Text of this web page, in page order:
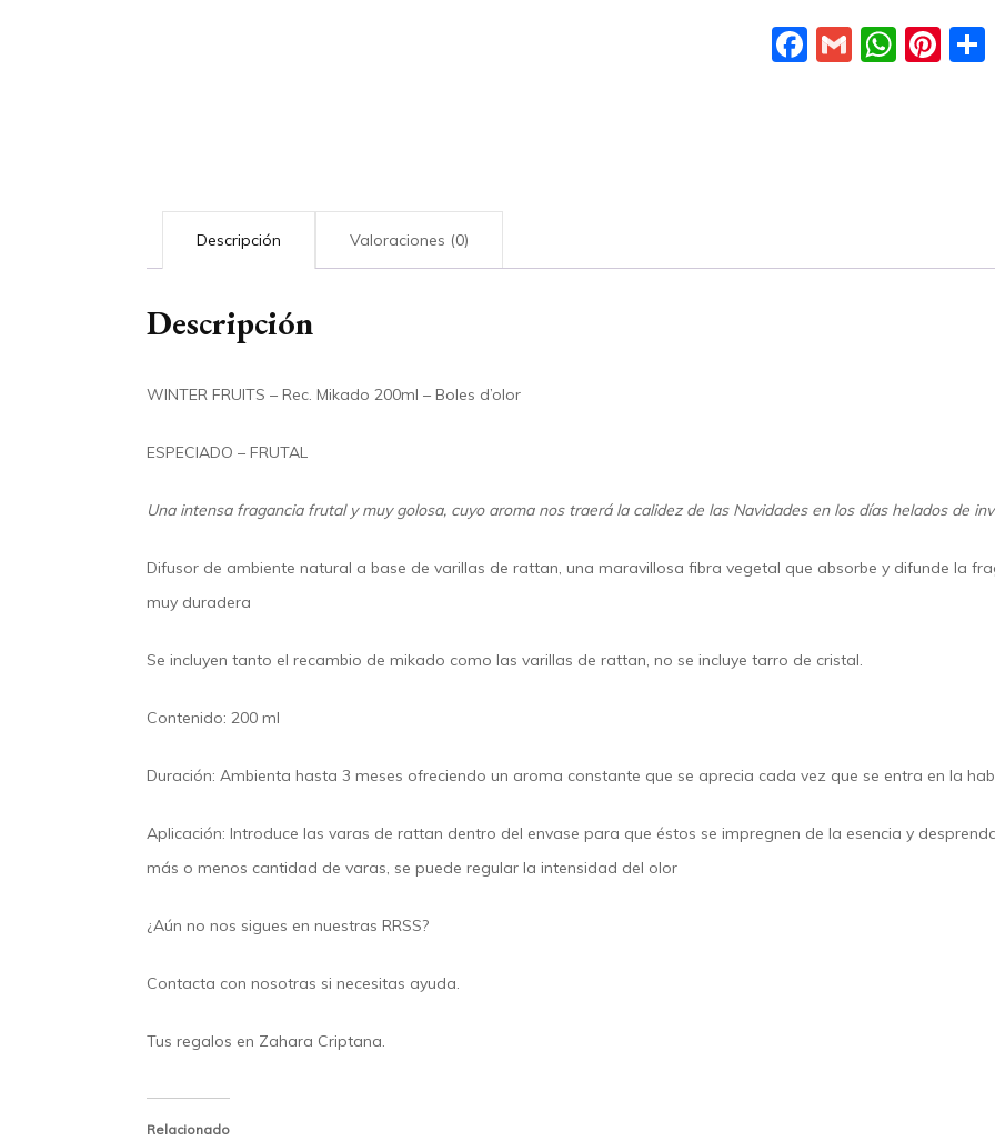
Facebook
Gmail
Descripción Valoraciones (0)
Descripción
WINTER FRUITS – Rec. Mikado 200ml – Boles d’olor
ESPECIADO – FRUTAL
Una intensa fragancia frutal y muy golosa, cuyo aroma nos traerá la calidez de las Navidades en los días helados de
Difusor de ambiente natural a base de varillas de rattan, una maravillosa fibra vegetal que absorbe y difunde la
muy duradera
Se incluyen tanto el recambio de mikado como las varillas de rattan, no se incluye tarro de cristal.
Contenido: 200 ml
Duración: Ambienta hasta 3 meses ofreciendo un aroma constante que se aprecia cada vez que se entra en la
Aplicación: Introduce las varas de rattan dentro del envase para que éstos se impregnen de la esencia y
más o menos cantidad de varas, se puede regular la intensidad del olor
¿Aún no nos sigues en nuestras RRSS?
Contacta con nosotras si necesitas ayuda.
Tus regalos en Zahara Criptana.
Relacionado